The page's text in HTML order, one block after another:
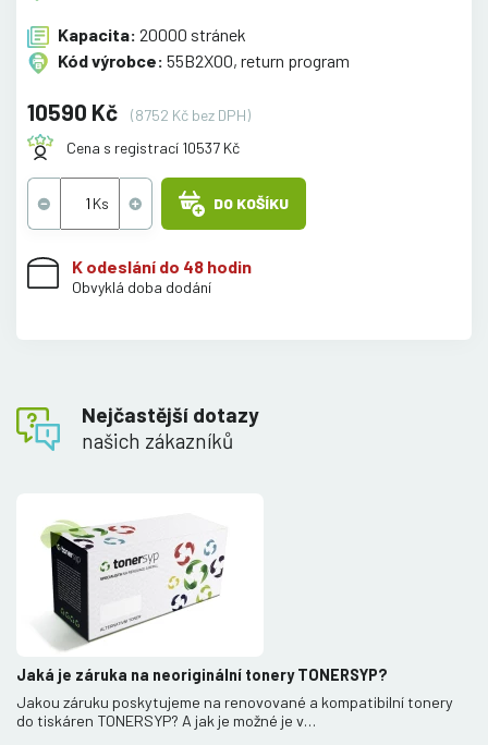
Kapacita: 20000 stránek
Kód výrobce: 55B2X00, return program
10590 Kč
(8752 Kč bez DPH)
Cena s registrací 10537 Kč
DO KOŠÍKU
K odeslání do 48 hodin
Obvyklá doba dodání
Nejčastější dotazy
našich zákazníků
Jaká je záruka na neoriginální tonery TONERSYP?
Jakou záruku poskytujeme na renovované a kompatibilní tonery
do tiskáren TONERSYP? A jak je možné je v…